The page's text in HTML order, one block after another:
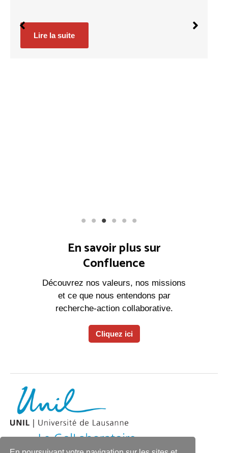
En savoir plus sur
Confluence
Découvrez nos valeurs, nos missions
et ce que nous entendons par
recherche-action collaborative.
Cliquez ici